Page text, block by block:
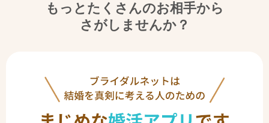
もっとたくさんのお相手から
さがしませんか？